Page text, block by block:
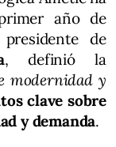
año de
de
, definió la
modernidad y
clave sobre
y demanda.